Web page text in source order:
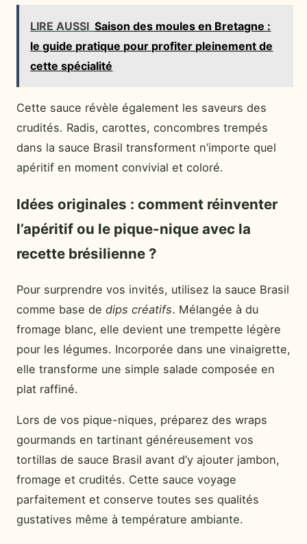
LIRE AUSSI Saison des moules en Bretagne :
le guide pratique pour profiter pleinement de
cette spécialité
Cette sauce révèle également les saveurs des
crudités. Radis, carottes, concombres trempés
dans la sauce Brasil transforment n’importe quel
apéritif en moment convivial et coloré.
Idées originales : comment réinventer
l’apéritif ou le pique-nique avec la
recette brésilienne ?
Pour surprendre vos invités, utilisez la sauce Brasil
comme base de dips créatifs. Mélangée à du
fromage blanc, elle devient une trempette légère
pour les légumes. Incorporée dans une vinaigrette,
elle transforme une simple salade composée en
plat raffiné.
Lors de vos pique-niques, préparez des wraps
gourmands en tartinant généreusement vos
tortillas de sauce Brasil avant d’y ajouter jambon,
fromage et crudités. Cette sauce voyage
parfaitement et conserve toutes ses qualités
gustatives même à température ambiante.